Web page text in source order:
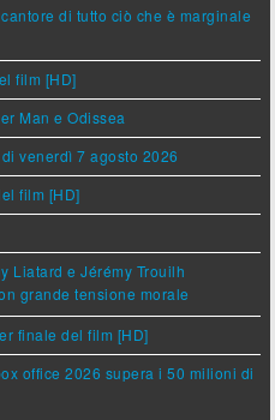
di tutto ciò che è marginale
film [HD]
Man e Odissea
venerdì 7 agosto 2026
film [HD]
Liatard e Jérémy Trouilh
grande tensione morale
finale del film [HD]
office 2026 supera i 50 milioni di